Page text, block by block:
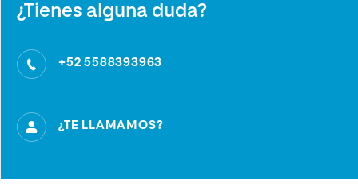
¿Tienes alguna duda?
+52 5588393963
¿TE LLAMAMOS?